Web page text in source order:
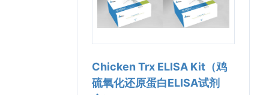
Chicken Trx ELISA Kit（鸡
硫氧化还原蛋白ELISA试剂